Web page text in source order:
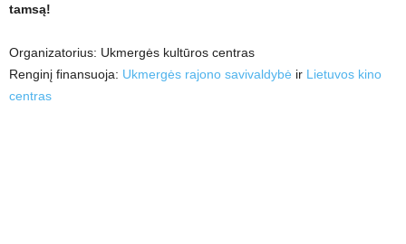
tamsą!
Organizatorius: Ukmergės kultūros centras
Renginį finansuoja: Ukmergės rajono savivaldybė ir Lietuvos kino
centras